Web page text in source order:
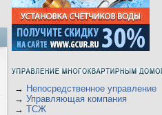
→ Непосредственное управление
→ Управляющая компания
→ ТСЖ